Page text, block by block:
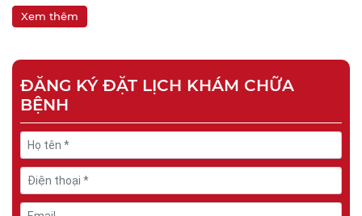
Xem thêm
ĐĂNG KÝ ĐẶT LỊCH KHÁM CHỮA
BỆNH